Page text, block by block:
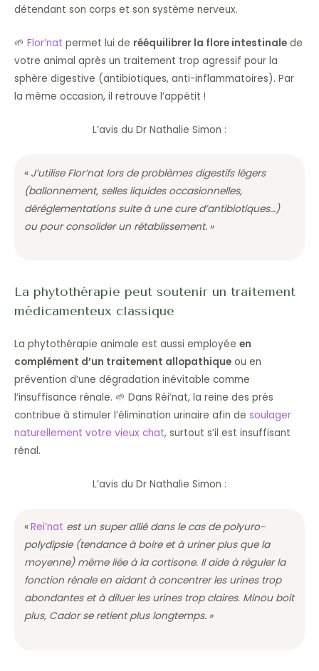
détendant son corps et son système nerveux.
🌱 Flor’nat permet lui de rééquilibrer la flore intestinale de
votre animal après un traitement trop agressif pour la
sphère digestive (antibiotiques, anti-inflammatoires). Par
la même occasion, il retrouve l’appétit !
L’avis du Dr Nathalie Simon :
« J’utilise Flor’nat lors de problèmes digestifs légers
(ballonnement, selles liquides occasionnelles,
déréglementations suite à une cure d’antibiotiques…)
ou pour consolider un rétablissement. »
La phytothérapie peut soutenir un traitement
médicamenteux classique
La phytothérapie animale est aussi employée en
complément d’un traitement allopathique ou en
prévention d’une dégradation inévitable comme
l’insuffisance rénale. 🌱 Dans Réi’nat, la reine des prés
contribue à stimuler l’élimination urinaire afin de soulager
naturellement votre vieux chat, surtout s’il est insuffisant
rénal.
L’avis du Dr Nathalie Simon :
«Rei’nat est un super allié dans le cas de polyuro-
polydipsie (tendance à boire et à uriner plus que la
moyenne) même liée à la cortisone. Il aide à réguler la
fonction rénale en aidant à concentrer les urines trop
abondantes et à diluer les urines trop claires. Minou boit
plus, Cador se retient plus longtemps. »